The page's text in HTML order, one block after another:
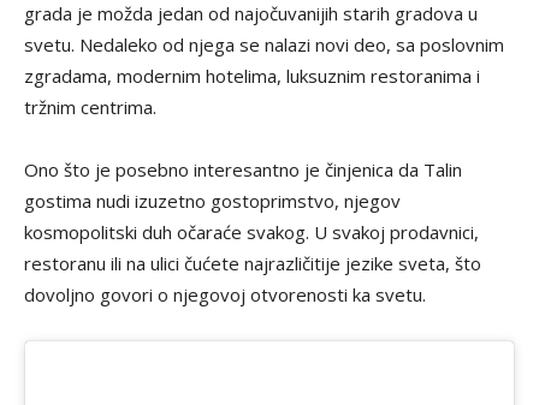
grada je možda jedan od najočuvanijih starih gradova u
svetu. Nedaleko od njega se nalazi novi deo, sa poslovnim
zgradama, modernim hotelima, luksuznim restoranima i
tržnim centrima.
Ono što je posebno interesantno je činjenica da Talin
gostima nudi izuzetno gostoprimstvo, njegov
kosmopolitski duh očaraće svakog. U svakoj prodavnici,
restoranu ili na ulici čućete najrazličitije jezike sveta, što
dovoljno govori o njegovoj otvorenosti ka svetu.